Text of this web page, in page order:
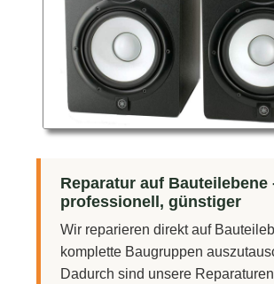
Reparatur auf Bauteilebene
professionell, günstiger
Wir reparieren direkt auf
komplette Baugruppen
Dadurch sind unsere